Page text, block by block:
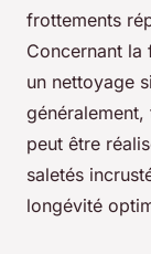
frottements
Concernant la
un nettoyage
généralement,
peut être
saletés
longévité